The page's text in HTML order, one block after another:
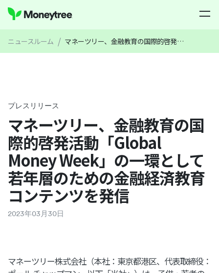
ニュースルーム / マネーツリー、金融教育の国際的啓発活動「Global Money Week」の一環として若年層のための金融経済教育コンテンツを発信
プレスリリース
マネーツリー、金融教育の国
際的啓発活動「Global
Money Week」の一環として
若年層のための金融経済教育
コンテンツを発信
2023年03月 30日
マネーツリー株式会社（本社：東京都港区、代表取締役：